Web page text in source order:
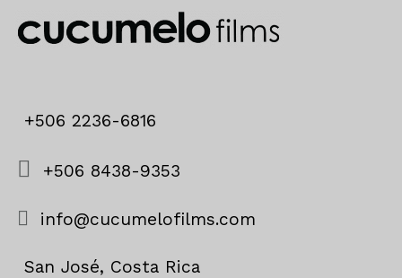
+506 2236-6816
+506 8438-9353
info@cucumelofilms.com
San José, Costa Rica